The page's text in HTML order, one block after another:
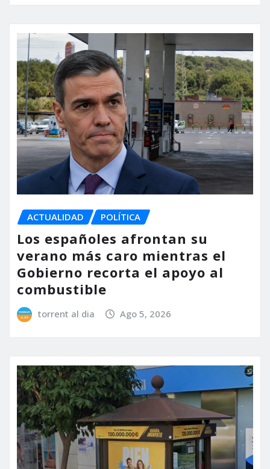
ACTUALIDAD POLÍTICA
Los españoles afrontan su
verano más caro mientras el
Gobierno recorta el apoyo al
combustible
torrent al dia Ago 5, 2026